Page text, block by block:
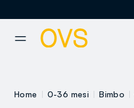
Home 0-36 mesi Bimbo